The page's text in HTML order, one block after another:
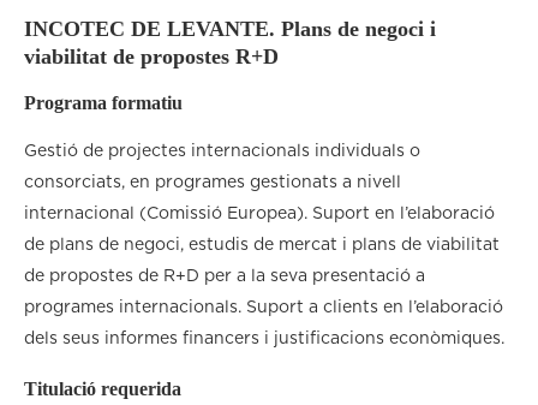
INCOTEC DE LEVANTE. Plans de negoci i
viabilitat de propostes R+D
Programa formatiu
Gestió de projectes internacionals individuals o
consorciats, en programes gestionats a nivell
internacional (Comissió Europea). Suport en l’elaboració
de plans de negoci, estudis de mercat i plans de viabilitat
de propostes de R+D per a la seva presentació a
programes internacionals. Suport a clients en l’elaboració
dels seus informes financers i justificacions econòmiques.
Titulació requerida